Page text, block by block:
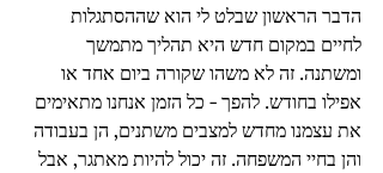
הדבר הראשון שבלט לי הוא שההסתגלות
לחיים במקום חדש היא תהליך מתמשך
ומשתנה. זה לא משהו שקורה ביום אחד או
אפילו בחודש. להפך - כל הזמן אנחנו מתאימים
את עצמנו מחדש למצבים משתנים, הן בעבודה
והן בחיי המשפחה. זה יכול להיות מאתגר, אבל